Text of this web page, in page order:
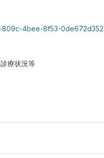
0de672d3523d/download/
療状況等